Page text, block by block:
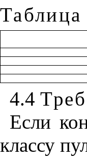
Таблица
4.4
Если
классу